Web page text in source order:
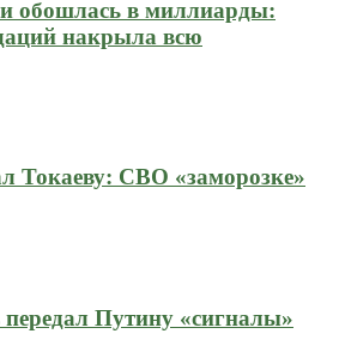
обошлась в миллиарды:
накрыла всю
Токаеву: СВО «заморозке»
передал Путину «сигналы»